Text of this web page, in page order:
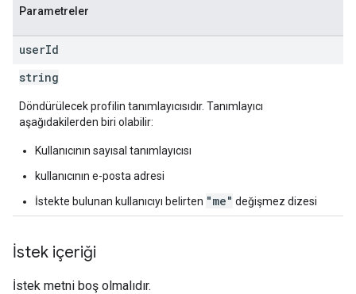
Parametreler
userId
string
Döndürülecek profilin tanımlayıcısıdır. Tanımlayıcı
aşağıdakilerden biri olabilir:
Kullanıcının sayısal tanımlayıcısı
kullanıcının e-posta adresi
İstekte bulunan kullanıcıyı belirten "me" değişmez dizesi
İstek içeriği
İstek metni boş olmalıdır.